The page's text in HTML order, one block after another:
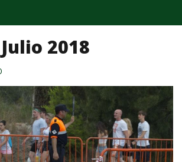
2018